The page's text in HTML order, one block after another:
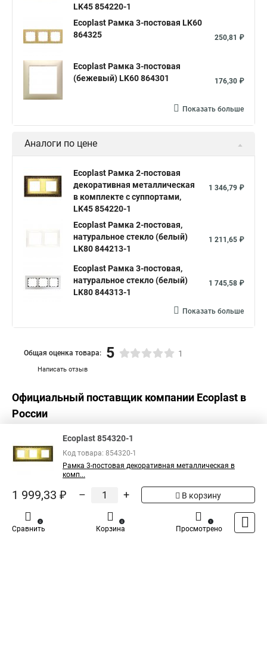
LK45 854220-1
Ecoplast Рамка 3-постовая LK60
864325
250,81 ₽
Ecoplast Рамка 3-постовая
(бежевый) LK60 864301
176,30 ₽
Показать больше
Аналоги по цене
Ecoplast Рамка 2-постовая
декоративная металлическая
в комплекте с суппортами,
LK45 854220-1
1 346,79 ₽
Ecoplast Рамка 2-постовая,
натуральное стекло (белый)
LK80 844213-1
1 211,65 ₽
Ecoplast Рамка 3-постовая,
натуральное стекло (белый)
LK80 844313-1
1 745,58 ₽
Показать больше
Написать отзыв
Общая оценка товара: 5 1
Официальный поставщик компании Ecoplast в
России
Ecoplast 854320-1
Код товара: 854320-1
Рамка 3-постовая декоративная металлическая в
комп...
1 999,33 ₽ – + В корзину
Сравнить
0
Корзина
0
Просмотрено
1